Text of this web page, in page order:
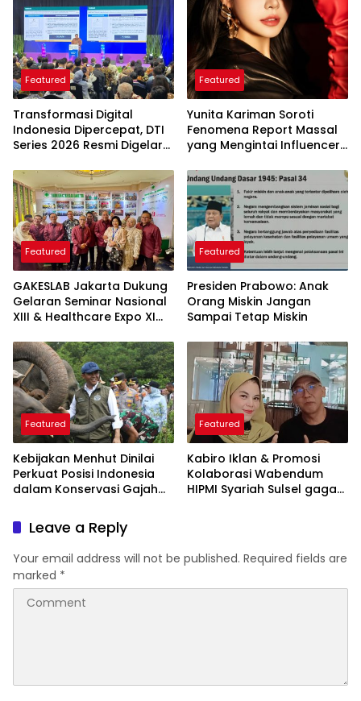
Featured
Transformasi Digital
Indonesia Dipercepat, DTI
Series 2026 Resmi Digelar
Featured
Yunita Kariman Soroti
Fenomena Report Massal
yang Mengintai Influencer,
yang Perlu Diketahui
Featured
GAKESLAB Jakarta Dukung
Gelaran Seminar Nasional
XIII & Healthcare Expo XI
Featured
Presiden Prabowo: Anak
Orang Miskin Jangan
Sampai Tetap Miskin
Featured
Kebijakan Menhut Dinilai
Perkuat Posisi Indonesia
dalam Konservasi Gajah
Featured
Kabiro Iklan & Promosi
Kolaborasi Wabendum
HIPMI Syariah Sulsel gagas
Leave a Reply
Your email address will not be published. Required fields are
marked *